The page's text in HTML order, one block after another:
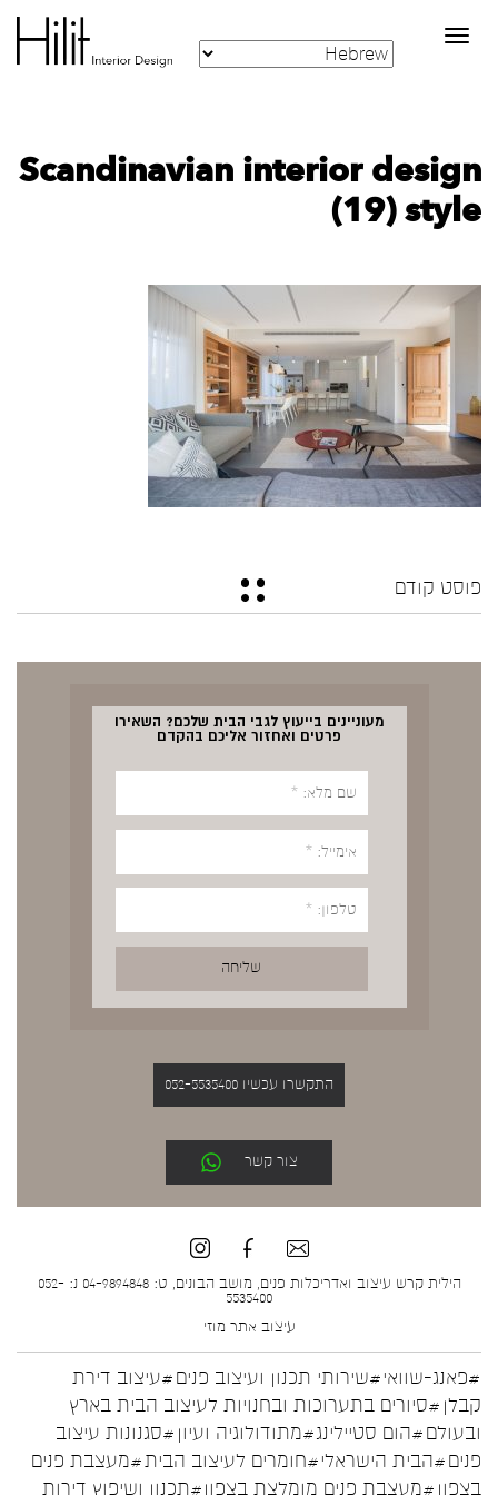
Toggle
navigation
‪Scandinavian interior design
style‬‏ (19)
פוסט קודם
מעוניינים בייעוץ לגבי הבית שלכם? השאירו
פרטים ואחזור אליכם בהקדם
התקשרו עכשיו 052-5535400
צור קשר
הילית קרש עיצוב ואדריכלות פנים, מושב הבונים, ט: 04-9894848 נ: 052-
5535400
עיצוב אתר מוזי
#פאנג-שוואי#שירותי תכנון ועיצוב פנים#עיצוב דירת
קבלן #סיורים בתערוכות ובחנויות לעיצוב הבית בארץ
ובעולם#הום סטיילינג#מתודולוגיה ועיון #סגנונות עיצוב
פנים#הבית הישראלי#חומרים לעיצוב הבית#מעצבת פנים
בצפון #מעצבת פנים מומלצת בצפון#תכנון ושיפוץ דירות